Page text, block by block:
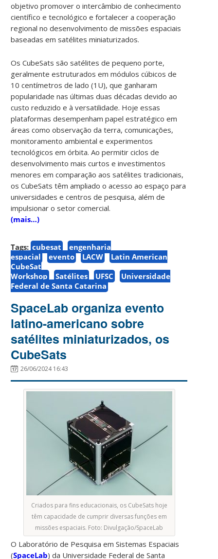
objetivo promover o intercâmbio de conhecimento
científico e tecnológico e fortalecer a cooperação
regional no desenvolvimento de missões espaciais
baseadas em satélites miniaturizados.
Os CubeSats são satélites de pequeno porte,
geralmente estruturados em módulos cúbicos de
10 centímetros de lado (1U), que ganharam
popularidade nas últimas duas décadas devido ao
custo reduzido e à versatilidade. Hoje essas
plataformas desempenham papel estratégico em
áreas como observação da terra, comunicações,
monitoramento ambiental e experimentos
tecnológicos em órbita. Ao permitir ciclos de
desenvolvimento mais curtos e investimentos
menores em comparação aos satélites tradicionais,
os CubeSats têm ampliado o acesso ao espaço para
universidades e centros de pesquisa, além de
impulsionar o setor comercial.
(mais…)
Tags: cubesat
engenharia
espacial
evento LACW
Latin American
CubeSat
Workshop
Satélites UFSC
Universidade
Federal de Santa Catarina
SpaceLab organiza evento
latino-americano sobre
satélites miniaturizados, os
CubeSats
26/06/2024 16:43
Criados para fins educacionais, os CubeSats hoje
têm capacidade de cumprir diversas funções em
missões espaciais. Foto: Divulgação/SpaceLab
O Laboratório de Pesquisa em Sistemas Espaciais
(SpaceLab) da Universidade Federal de Santa